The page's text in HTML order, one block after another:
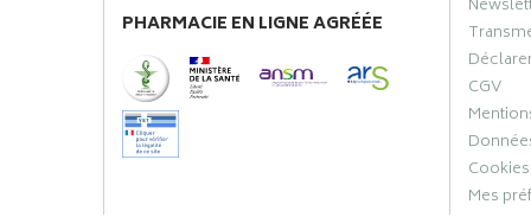
PHARMACIE EN LIGNE AGRÉÉE
CGV
Cookies
Mes